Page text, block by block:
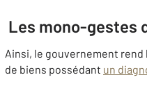
Les mono-gestes
Ainsi, le gouvernement rend
de biens possédant un